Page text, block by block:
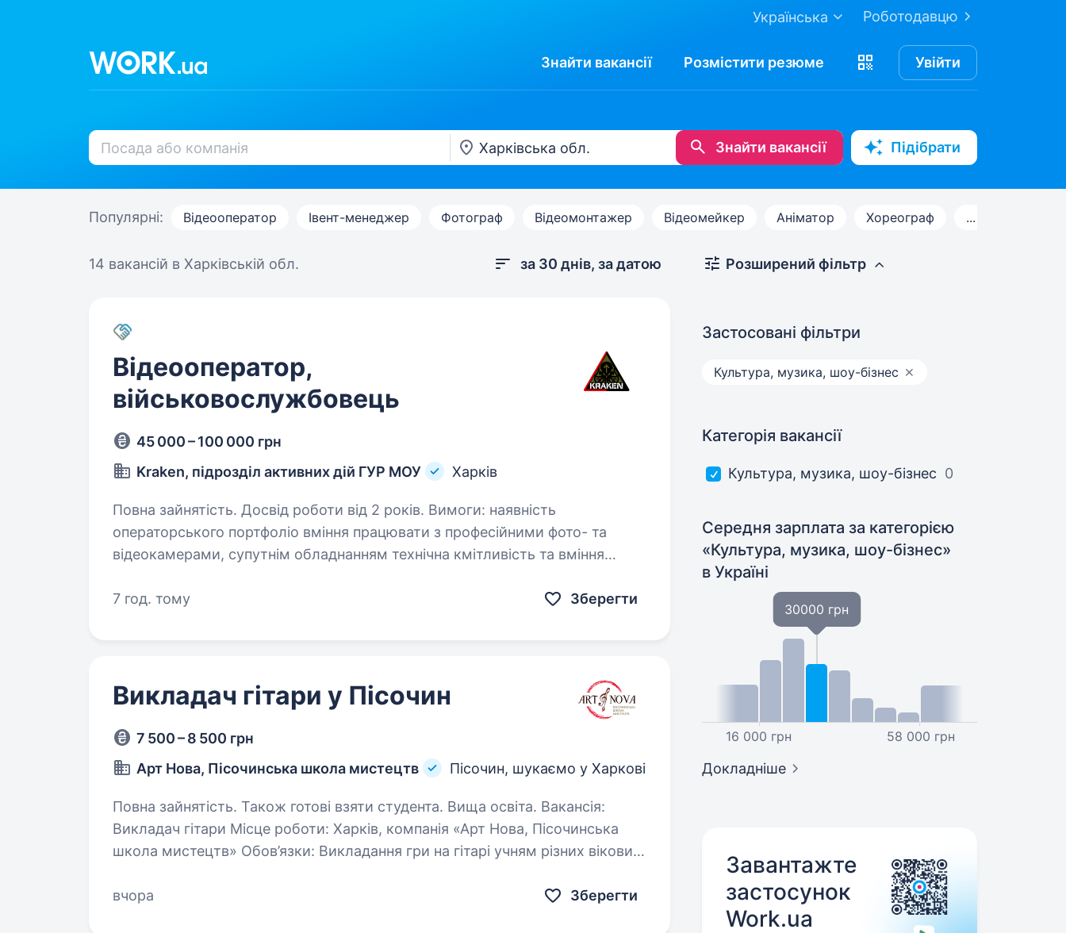
Роботодавцю
Українська
Знайти вакансії Розмістити резюме Увійти
Знайти вакансії Підібрати
Популярні: Відеооператор Івент-менеджер Фотограф Відеомонтажер Відеомейкер Аніматор Хореограф ...
14 вакансій в Харківській обл. за 30 днів, за датою
Відеооператор,
військовослужбовець
45 000 – 100 000 грн
Kraken, підрозділ активних дій ГУР МОУ
Харків
Повна зайнятість. Досвід роботи від 2 років. Вимоги: наявність
операторського портфоліо вміння працювати з професійними фото- та
відеокамерами, супутнім обладнанням технічна кмітливість та вміння
7 год. тому
Зберегти
Викладач гітари у Пісочин
7 500 – 8 500 грн
Арт Нова, Пісочинська школа мистецтв
Пісочин, шукаємо у Харкові
Повна зайнятість. Також готові взяти студента. Вища освіта. Вакансія:
Викладач гітари Місце роботи: Харків, компанія «Арт Нова, Пісочинська
школа мистецтв» Обов’язки: Викладання гри на гітарі учням різних вікових
вчора
Зберегти
Розширений фільтр
Застосовані фільтри
Культура, музика, шоу-бізнес
Категорія вакансії
Культура, музика, шоу-бізнес 0
Середня зарплата за категорією
«Культура, музика, шоу-бізнес»
в Україні
16 000 грн
30000 грн
58 000 грн
Докладніше
Завантажте
застосунок
Work.ua